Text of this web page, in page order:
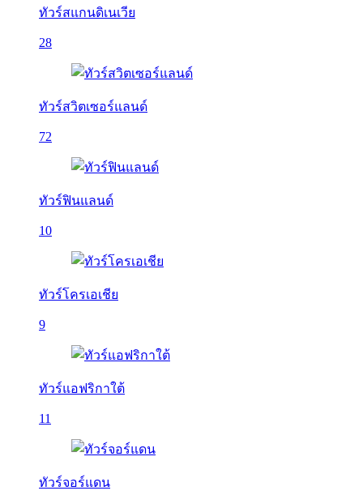
ทัวร์สแกนดิเนเวีย
28
ทัวร์สวิตเซอร์แลนด์
72
ทัวร์ฟินแลนด์
10
ทัวร์โครเอเชีย
9
ทัวร์แอฟริกาใต้
11
ทัวร์จอร์แดน